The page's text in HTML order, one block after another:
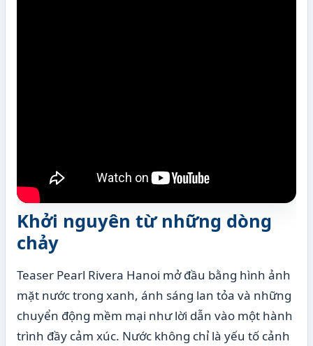
Khởi nguyên từ những dòng
chảy
Teaser Pearl Rivera Hanoi mở đầu bằng hình ảnh
mặt nước trong xanh, ánh sáng lan tỏa và những
chuyển động mềm mại như lời dẫn vào một hành
trình đầy cảm xúc. Nước không chỉ là yếu tố cảnh